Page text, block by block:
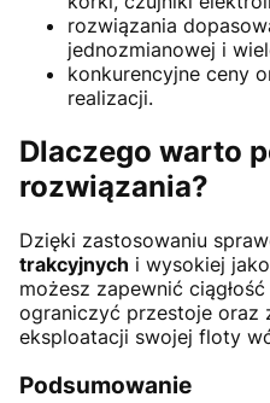
rozwiązania
jednozmianowej i
konkurencyjne ceny
realizacji.
Dlaczego warto
rozwiązania?
Dzięki zastosowaniu
trakcyjnych i wysokiej
możesz zapewnić
ograniczyć przestoje oraz
eksploatacji swojej floty
Podsumowanie